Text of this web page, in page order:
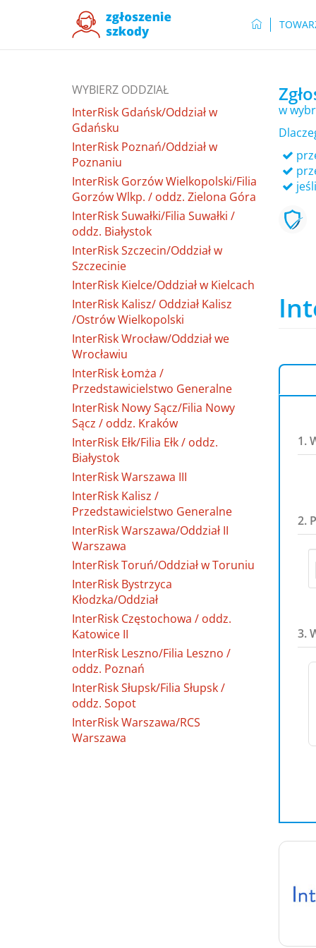
WYBIERZ ODDZIAŁ
InterRisk Gdańsk/Oddział w
Gdańsku
InterRisk Poznań/Oddział w
Poznaniu
InterRisk Gorzów Wielkopolski/Filia
Gorzów Wlkp. / oddz. Zielona Góra
InterRisk Suwałki/Filia Suwałki /
oddz. Białystok
InterRisk Szczecin/Oddział w
Szczecinie
InterRisk Kielce/Oddział w Kielcach
InterRisk Kalisz/ Oddział Kalisz
/Ostrów Wielkopolski
InterRisk Wrocław/Oddział we
Wrocławiu
InterRisk Łomża /
Przedstawicielstwo Generalne
InterRisk Nowy Sącz/Filia Nowy
Sącz / oddz. Kraków
InterRisk Ełk/Filia Ełk / oddz.
Białystok
InterRisk Warszawa III
InterRisk Kalisz /
Przedstawicielstwo Generalne
InterRisk Warszawa/Oddział II
Warszawa
InterRisk Toruń/Oddział w Toruniu
InterRisk Bystrzyca
Kłodzka/Oddział
InterRisk Częstochowa / oddz.
Katowice II
InterRisk Leszno/Filia Leszno /
oddz. Poznań
InterRisk Słupsk/Filia Słupsk /
oddz. Sopot
InterRisk Warszawa/RCS
Warszawa
w
1.
2.
3.